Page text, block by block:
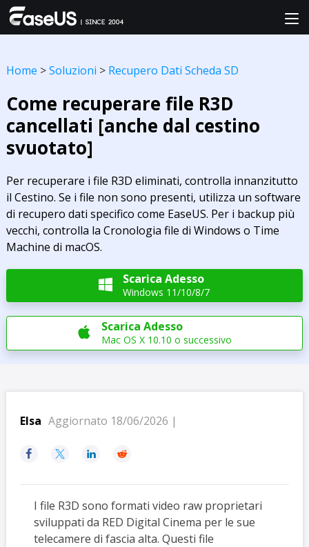
Home >Soluzioni > Recupero Dati Scheda SD
Come recuperare file R3D
cancellati [anche dal cestino
svuotato]
Per recuperare i file R3D eliminati, controlla innanzitutto
il Cestino. Se i file non sono presenti, utilizza un software
di recupero dati specifico come EaseUS. Per i backup più
vecchi, controlla la Cronologia file di Windows o Time
Machine di macOS.
 Scarica Adesso
Windows 11/10/8/7
 Scarica Adesso
Mac OS X 10.10 o successivo
Elsa Aggiornato 18/06/2026 |
   
I file R3D sono formati video raw proprietari
sviluppati da RED Digital Cinema per le sue
telecamere di fascia alta. Questi file